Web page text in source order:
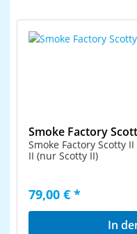
Smoke Factory
Smoke Factory Scotty
II (nur Scotty II)
79,00 € *
In